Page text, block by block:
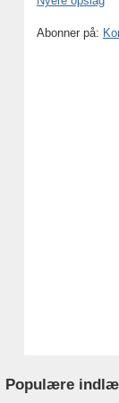
Abonner på:
Populære